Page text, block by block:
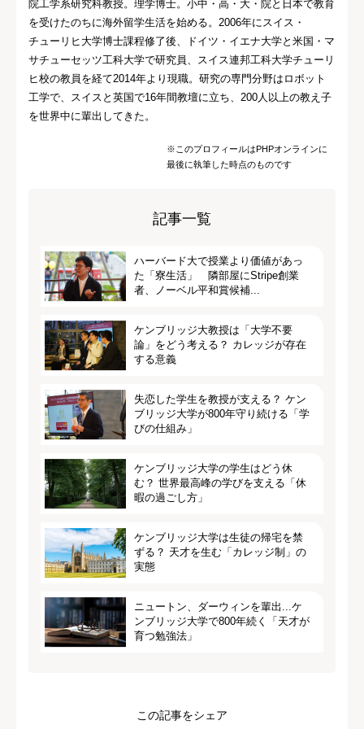
院工学系研究科教授。理学博士。小中・高・大・院と日本で教育
を受けたのちに海外留学生活を始める。2006年にスイス・
チューリヒ大学博士課程修了後、ドイツ・イエナ大学と米国・マ
サチューセッツ工科大学で研究員、スイス連邦工科大学チューリ
ヒ校の教員を経て2014年より現職。研究の専門分野はロボット
工学で、スイスと英国で16年間教壇に立ち、200人以上の教え子
を世界中に輩出してきた。
※このプロフィールはPHPオンラインに
最後に執筆した時点のものです
記事一覧
ハーバード大で授業より価値があっ
た「寮生活」 隣部屋にStripe創業
者、ノーベル平和賞候補...
ケンブリッジ大教授は「大学不要
論」をどう考える？ カレッジが存在
する意義
失恋した学生を教授が支える？ ケン
ブリッジ大学が800年守り続ける「学
びの仕組み」
ケンブリッジ大学の学生はどう休
む？ 世界最高峰の学びを支える「休
暇の過ごし方」
ケンブリッジ大学は生徒の帰宅を禁
ずる？ 天才を生む「カレッジ制」の
実態
ニュートン、ダーウィンを輩出...ケ
ンブリッジ大学で800年続く「天才が
育つ勉強法」
この記事をシェア